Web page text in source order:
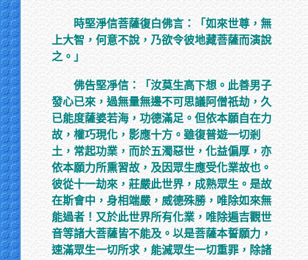
時堅淨信菩薩復白佛言：「如來世尊，無
上大智，何意不說，乃欲令彼地藏菩薩而演說
之。」
佛告堅凈信：「汝莫生高下想。此善男子
發心已來，過無量無邊不可思議阿僧祇劫，久
已能度薩婆若海，功德滿足。但依本願自在力
故，權巧現化，影應十方。雖復普遊一切剎
土，常起功業，而於五濁惡世，化益偏厚，亦
依本願力所熏習故，及因眾生應受化業故也。
彼從十一劫來，莊嚴此世界，成熟眾生。是故
在斯會中，身相端嚴，威德殊勝，唯除如來無
能過者！又於此世界所有化業，唯除遍吉觀世
音等諸大菩薩皆不能及。以是菩薩本誓願力，
速滿眾生一切所求，能滅眾生一切重罪，除諸